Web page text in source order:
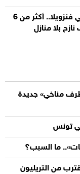
حصيلة كارثية لزلزالي فنزويلا.. أكثر من 6
مناخي» جديدة
في تونس
ما السبب؟
من التريليون